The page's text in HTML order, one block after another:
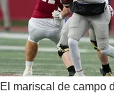
El mariscal de campo